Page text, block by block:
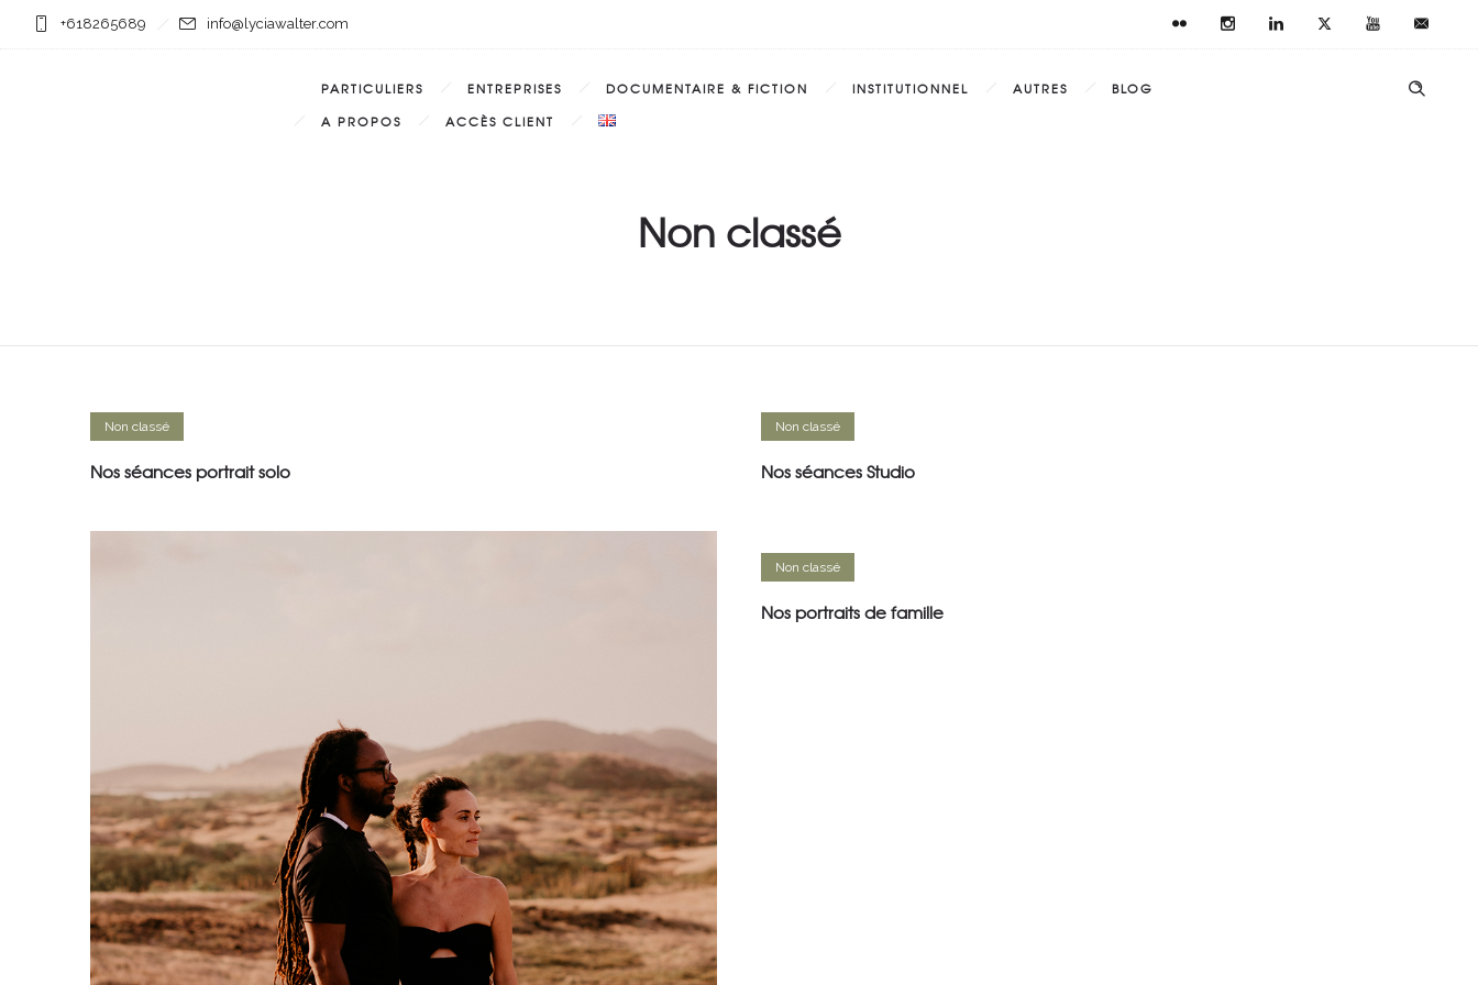
+618265689 info@lyciawalter.com
PARTICULIERS ENTREPRISES DOCUMENTAIRE & FICTION INSTITUTIONNEL AUTRES
BLOG
A PROPOS
ACCÈS CLIENT
Non classé
Non classé
Nos séances portrait solo
Non classé
Nos séances Studio
Non classé
Nos portraits de famille